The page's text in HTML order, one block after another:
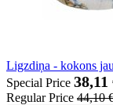
Ligzdiņa - kokons
Special Price 38,11
Regular Price 44,10